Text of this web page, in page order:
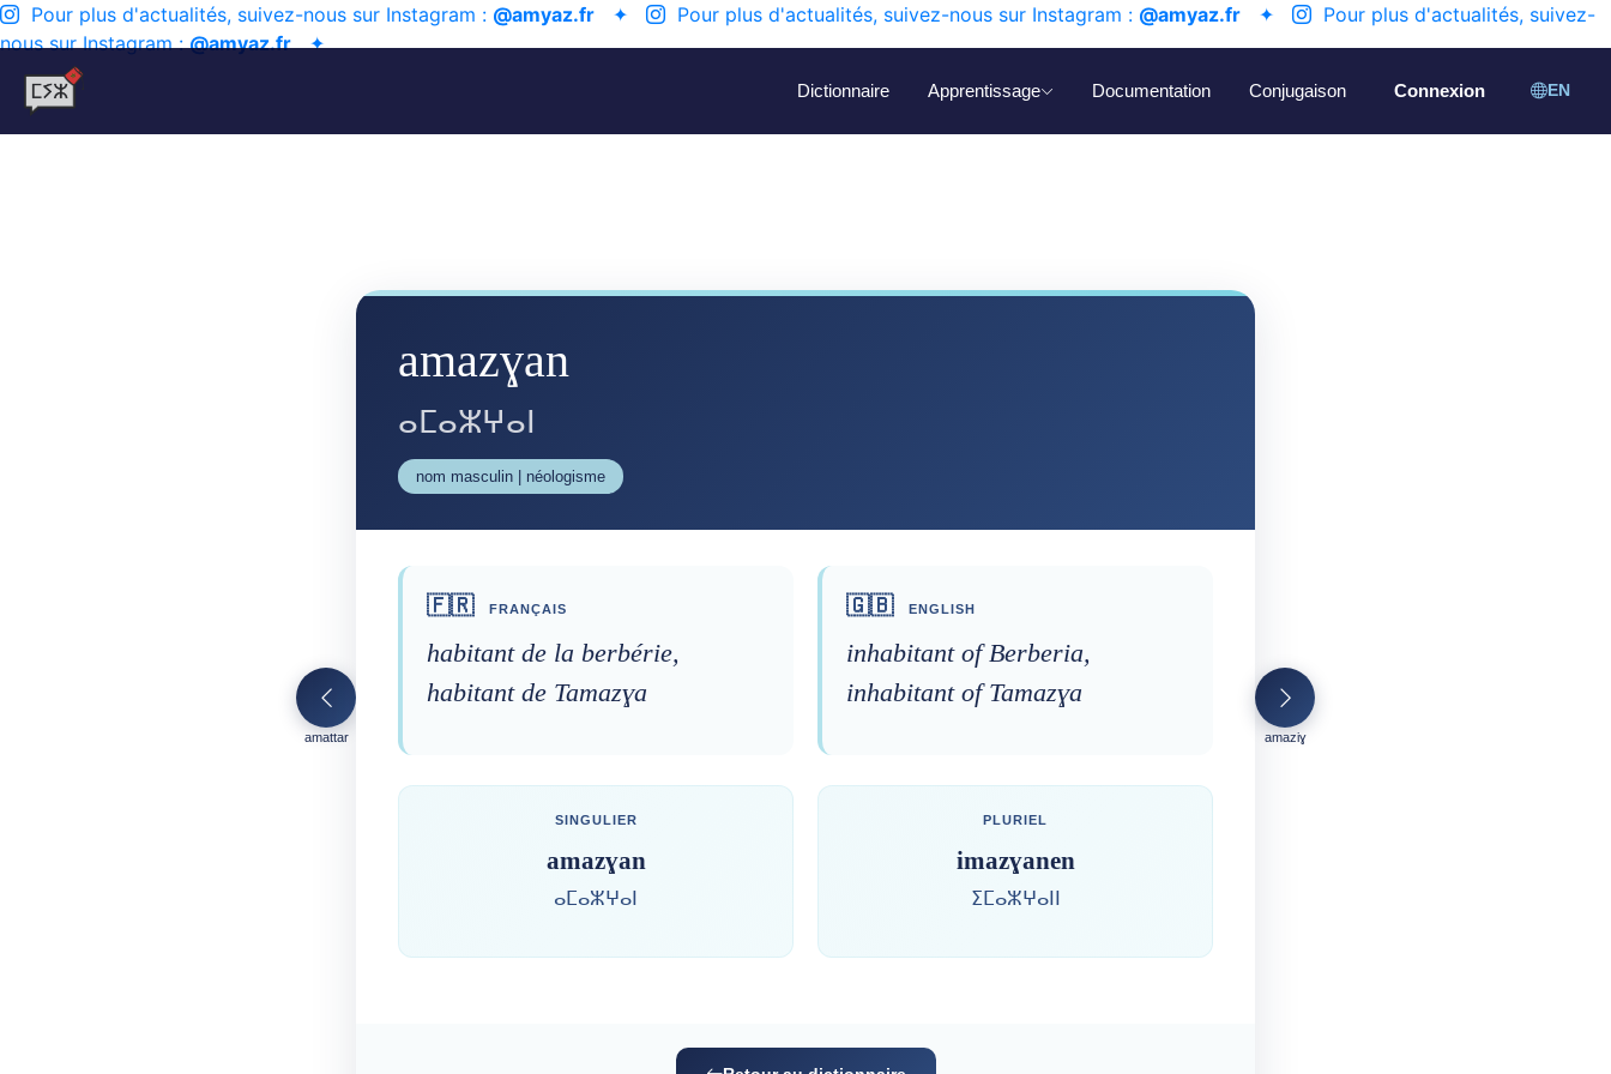
Pour plus d'actualités, suivez-nous sur Instagram : @amyaz.fr ✦ Pour plus d'actualités, suivez-nous sur Instagram : @amyaz.fr ✦
Pour plus d'actualités, suivez-
nous sur Instagram :@amyaz.fr✦
Dictionnaire Apprentissage Documentation Conjugaison Connexion EN
amattar
amazɣan
ⴰⵎⴰⵣⵖⴰⵏ
nom masculin | néologisme
🇫🇷 FRANÇAIS
habitant de la berbérie,
habitant de Tamazɣa
🇬🇧 ENGLISH
inhabitant of Berberia,
inhabitant of Tamazɣa
SINGULIER
amazɣan
ⴰⵎⴰⵣⵖⴰⵏ
PLURIEL
imazɣanen
ⵉⵎⴰⵣⵖⴰⵏⵏ
amaziɣ